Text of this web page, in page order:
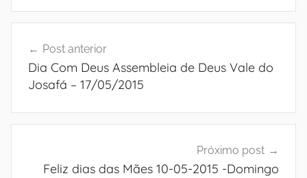
de
Post
Post anterior
Dia Com Deus Assembleia de Deus Vale do
Josafá – 17/05/2015
Próximo post
Feliz dias das Mães 10-05-2015 -Domingo